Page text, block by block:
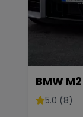
BMW
5.0 (8)